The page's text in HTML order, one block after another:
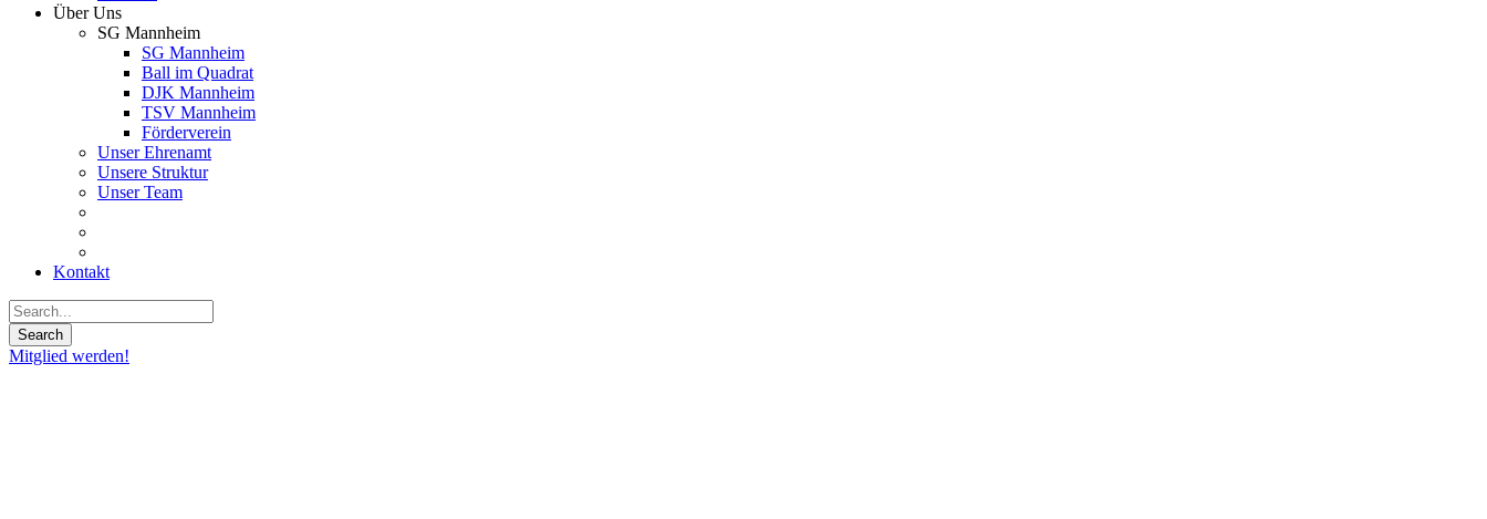
Über Uns
SG Mannheim
SG Mannheim
Ball im Quadrat
DJK Mannheim
TSV Mannheim
Förderverein
Unser Ehrenamt
Unsere Struktur
Unser Team
Kontakt
Mitglied werden!